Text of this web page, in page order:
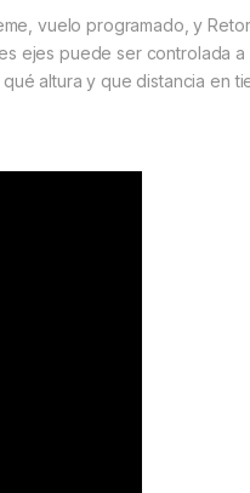
vuelo programado, y
ejes puede ser controlada
altura y que distancia en